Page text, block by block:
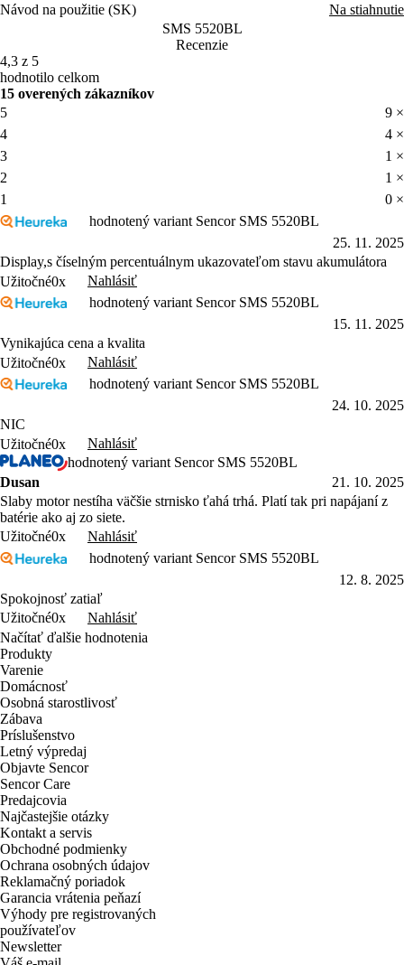
Návod na použitie (SK)
Na stiahnutie
SMS 5520BL
Recenzie
4,3 z 5
hodnotilo celkom
15 overených zákazníkov
5
9 ×
4
4 ×
3
1 ×
2
1 ×
1
0 ×
hodnotený variant Sencor SMS 5520BL
25. 11. 2025
Display,s číselným percentuálnym ukazovateľom stavu akumulátora
Užitočné0x
Nahlásiť
hodnotený variant Sencor SMS 5520BL
15. 11. 2025
Vynikajúca cena a kvalita
Užitočné0x
Nahlásiť
hodnotený variant Sencor SMS 5520BL
24. 10. 2025
NIC
Užitočné0x
Nahlásiť
hodnotený variant Sencor SMS 5520BL
Dusan
21. 10. 2025
Slaby motor nestíha väčšie strnisko ťahá trhá. Platí tak pri napájaní z
batérie ako aj zo siete.
Užitočné0x
Nahlásiť
hodnotený variant Sencor SMS 5520BL
12. 8. 2025
Spokojnosť zatiaľ
Užitočné0x
Nahlásiť
Načítať ďalšie hodnotenia
Produkty
Varenie
Domácnosť
Osobná starostlivosť
Zábava
Príslušenstvo
Letný výpredaj
Objavte Sencor
Sencor Care
Predajcovia
Najčastejšie otázky
Kontakt a servis
Obchodné podmienky
Ochrana osobných údajov
Reklamačný poriadok
Garancia vrátenia peňazí
Výhody pre registrovaných
používateľov
Newsletter